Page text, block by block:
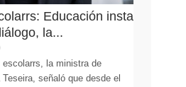
Educación insta
la...
la ministra de
señaló que desde el